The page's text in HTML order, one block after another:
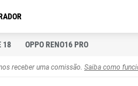
18 OPPO RENO16 PRO
receber uma comissão. Saiba como